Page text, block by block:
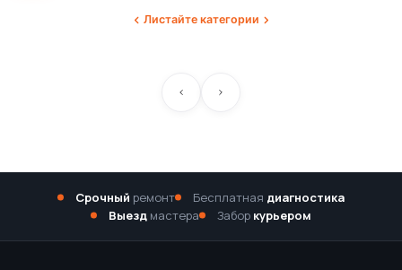
Листайте категории
Срочный ремонт Бесплатная диагностика
Выезд мастера Забор курьером